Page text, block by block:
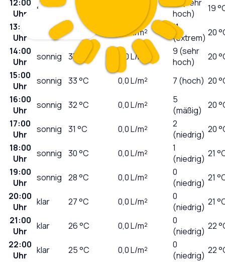
12:00
Uhr
sonnig 32
10 (sehr
hoch)
19
13:00
Uhr
sonnig 33 °C 0,0L/m²
11
(extrem) 20
14:00
Uhr
sonnig 33 °C 0,0L/m²
9 (sehr
hoch)
20
15:00
Uhr
sonnig 33°C 0,0L/m² 7 (hoch) 20
16:00
Uhr
sonnig 32°C 0,0L/m²
5
(mäßig)
20
17:00
Uhr
sonnig 31 °C 0,0L/m²
2
(niedrig) 20
18:00
Uhr
sonnig 30°C 0,0L/m²
1
(niedrig) 21
19:00
Uhr
sonnig 28°C 0,0L/m²
0
(niedrig) 21
20:00
Uhr
klar 27°C 0,0L/m²
0
(niedrig) 21
21:00
Uhr
klar 26°C 0,0L/m²
0
(niedrig) 22
22:00
Uhr
klar 25°C 0,0L/m²
0
(niedrig) 22